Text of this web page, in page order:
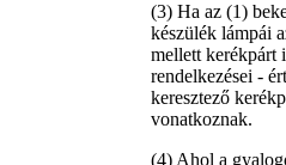
(3) Ha az (1)
készülék lámpái
mellett kerékpárt
rendelkezései -
keresztező
vonatkoznak.
(4) Ahol a